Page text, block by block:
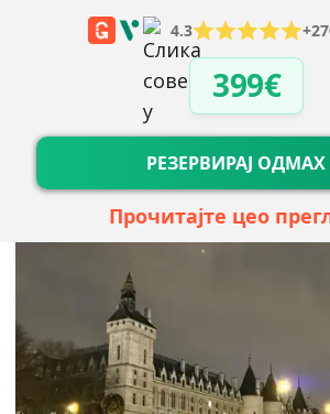
4.3
399€
РЕЗЕРВИРАЈ
Прочитајте цео